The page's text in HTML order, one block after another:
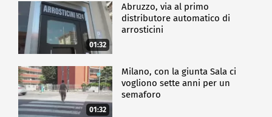
01:32
Abruzzo, via al primo
distributore automatico di
arrosticini
01:32
Milano, con la giunta Sala ci
vogliono sette anni per un
semaforo